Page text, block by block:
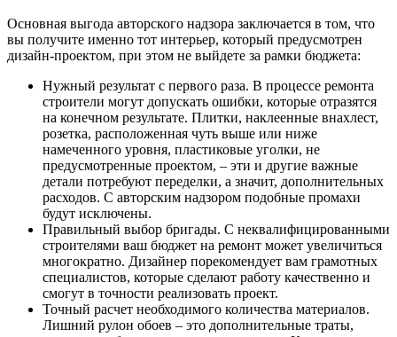
Основная выгода авторского надзора заключается в том, что
вы получите именно тот интерьер, который предусмотрен
дизайн-проектом, при этом не выйдете за рамки бюджета:
Нужный результат с первого раза. В процессе ремонта
строители могут допускать ошибки, которые отразятся
на конечном результате. Плитки, наклеенные внахлест,
розетка, расположенная чуть выше или ниже
намеченного уровня, пластиковые уголки, не
предусмотренные проектом, – эти и другие важные
детали потребуют переделки, а значит, дополнительных
расходов. С авторским надзором подобные промахи
будут исключены.
Правильный выбор бригады. С неквалифицированными
строителями ваш бюджет на ремонт может увеличиться
многократно. Дизайнер порекомендует вам грамотных
специалистов, которые сделают работу качественно и
смогут в точности реализовать проект.
Точный расчет необходимого количества материалов.
Лишний рулон обоев – это дополнительные траты,